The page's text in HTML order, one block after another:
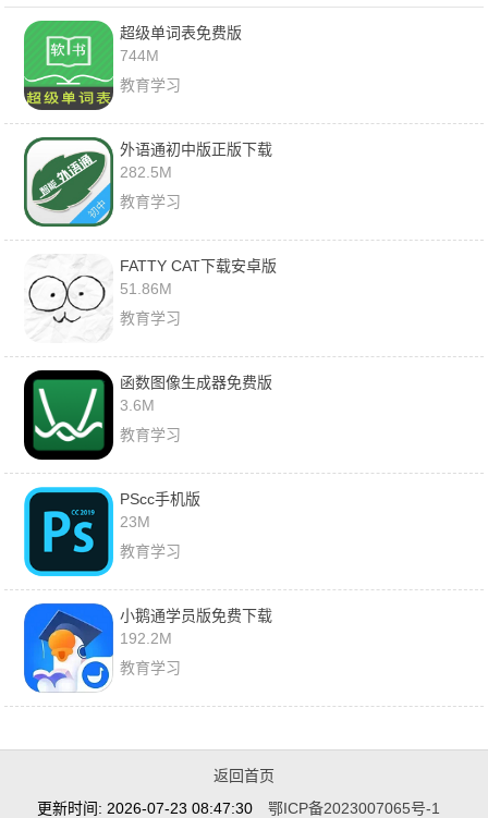
超级单词表免费版
744M
教育学习
外语通初中版正版下载
282.5M
教育学习
FATTY CAT下载安卓版
51.86M
教育学习
函数图像生成器免费版
3.6M
教育学习
PScc手机版
23M
教育学习
小鹅通学员版免费下载
192.2M
教育学习
返回首页
更新时间: 2026-07-23 08:47:30
鄂ICP备2023007065号-1